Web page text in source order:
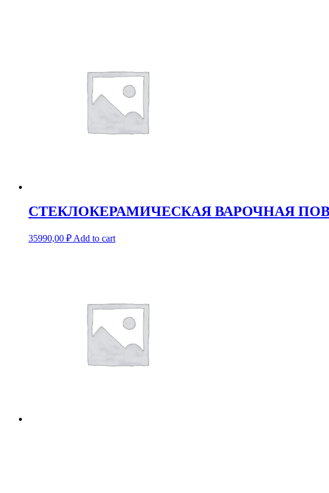
СТЕКЛОКЕРАМИЧЕСКАЯ ВАРОЧНАЯ
35990,00 ₽ Add to cart